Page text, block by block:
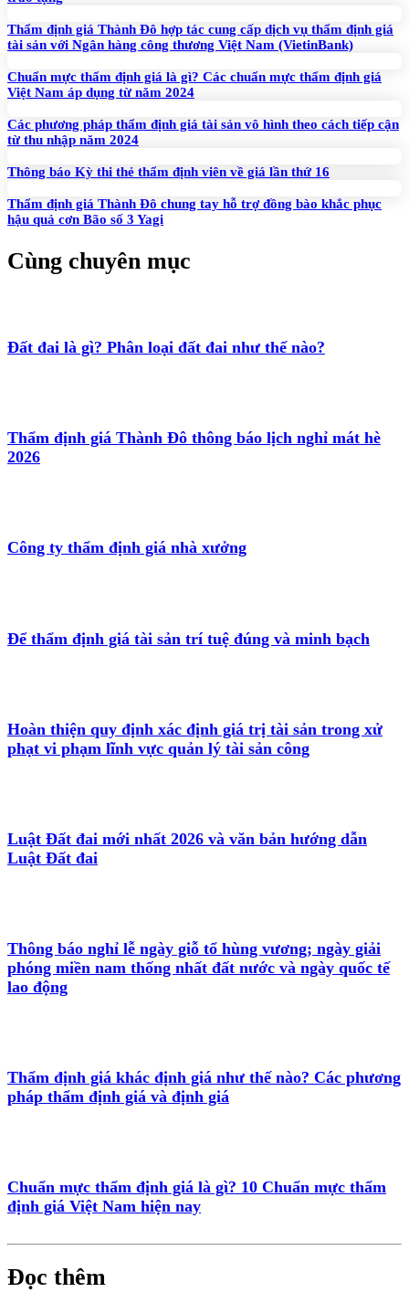
Thẩm định giá Thành Đô hợp tác cung cấp dịch vụ thẩm định giá
tài sản với Ngân hàng công thương Việt Nam (VietinBank)
Chuẩn mực thẩm định giá là gì? Các chuẩn mực thẩm định giá
Việt Nam áp dụng từ năm 2024
Các phương pháp thẩm định giá tài sản vô hình theo cách tiếp cận
từ thu nhập năm 2024
Thông báo Kỳ thi thẻ thẩm định viên về giá lần thứ 16
Thẩm định giá Thành Đô chung tay hỗ trợ đồng bào khắc phục
hậu quả cơn Bão số 3 Yagi
Cùng chuyên mục
Đất đai là gì? Phân loại đất đai như thế nào?
Thẩm định giá Thành Đô thông báo lịch nghỉ mát hè
2026
Công ty thẩm định giá nhà xưởng
Để thẩm định giá tài sản trí tuệ đúng và minh bạch
Hoàn thiện quy định xác định giá trị tài sản trong xử
phạt vi phạm lĩnh vực quản lý tài sản công
Luật Đất đai mới nhất 2026 và văn bản hướng dẫn
Luật Đất đai
Thông báo nghỉ lễ ngày giỗ tổ hùng vương; ngày giải
phóng miền nam thống nhất đất nước và ngày quốc tế
lao động
Thẩm định giá khác định giá như thế nào? Các phương
pháp thẩm định giá và định giá
Chuẩn mực thẩm định giá là gì? 10 Chuẩn mực thẩm
định giá Việt Nam hiện nay
Đọc thêm